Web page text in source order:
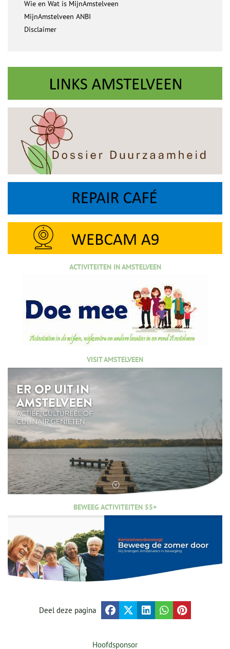
Wie en Wat is MijnAmstelveen
MijnAmstelveen ANBI
Disclaimer
ACTIVITEITEN IN AMSTELVEEN
VISIT AMSTELVEEN
BEWEEG ACTIVITEITEN 55+
Deel deze pagina
Hoofdsponsor